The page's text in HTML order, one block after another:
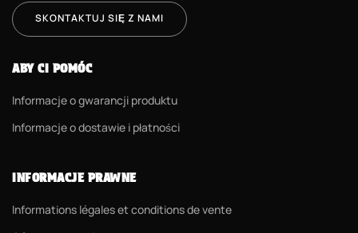
SKONTAKTUJ SIĘ Z NAMI
ABY CI POMÓC
Informacje o gwarancji produktu
Informacje o dostawie i płatności
INFORMACJE PRAWNE
Informations légales et conditions de vente